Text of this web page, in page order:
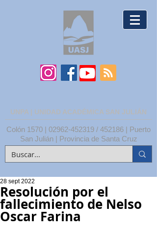
UNPA | UNIDAD ACADÉMICA SAN JULIÁN
Colón 1570 | 02962-452319 / 452186 | Puerto
San Julián | Provincia de Santa Cruz
Resolución por el
fallecimiento de Nelso
Oscar Farina
28 sept 2022